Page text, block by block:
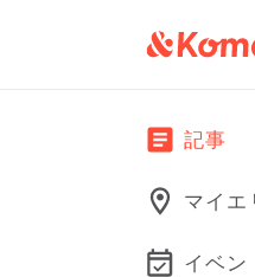
記事
マイエ
イベン